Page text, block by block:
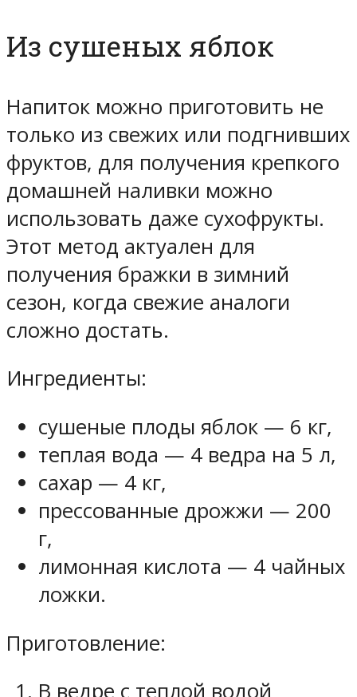
Из сушеных яблок
Напиток можно приготовить не
только из свежих или подгнивших
фруктов, для получения крепкого
домашней наливки можно
использовать даже сухофрукты.
Этот метод актуален для
получения бражки в зимний
сезон, когда свежие аналоги
сложно достать.
Ингредиенты:
сушеные плоды яблок — 6 кг,
теплая вода — 4 ведра на 5 л,
сахар — 4 кг,
прессованные дрожжи — 200
г,
лимонная кислота — 4 чайных
ложки.
Приготовление:
В ведре с теплой водой